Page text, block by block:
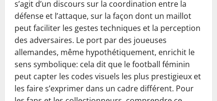
s’agit d’un discours sur la coordination entre la
défense et l’attaque, sur la façon dont un maillot
peut faciliter les gestes techniques et la perception
des adversaires. Le port par des joueuses
allemandes, même hypothétiquement, enrichit le
sens symbolique: cela dit que le football féminin
peut capter les codes visuels les plus prestigieux et
les faire s’exprimer dans un cadre différent. Pour